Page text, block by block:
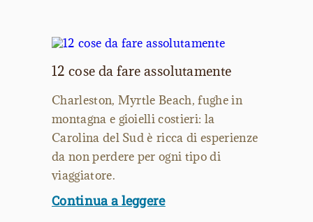
12 cose da fare assolutamente
Charleston, Myrtle Beach, fughe in
montagna e gioielli costieri: la
Carolina del Sud è ricca di esperienze
da non perdere per ogni tipo di
viaggiatore.
Continua a leggere